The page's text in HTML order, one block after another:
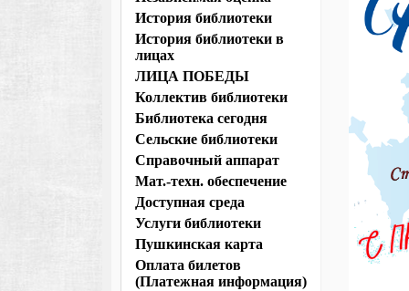
История библиотеки
История библиотеки в
лицах
ЛИЦА ПОБЕДЫ
Коллектив библиотеки
Библиотека сегодня
Сельские библиотеки
Справочный аппарат
Мат.-техн. обеспечение
Доступная среда
Услуги библиотеки
Пушкинская карта
Оплата билетов
(Платежная информация)